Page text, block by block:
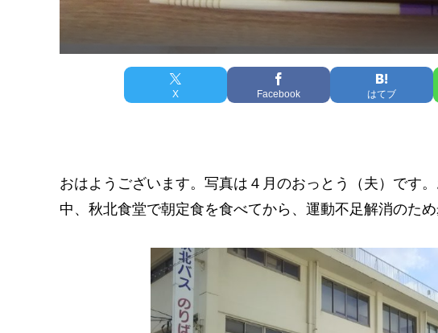
X Facebook はてブ
おはようございます。写真は４月のおっとう（夫）です
中、秋北食堂で朝定食を食べてから、運動不足解消のた